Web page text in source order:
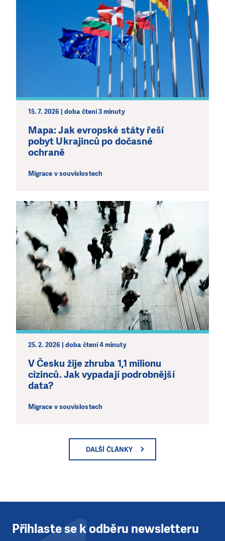
15. 7. 2026 | doba čtení 3 minuty
Mapa: Jak evropské státy řeší
pobyt Ukrajinců po dočasné
ochraně
Migrace v souvislostech
25. 2. 2026 | doba čtení 4 minuty
V Česku žije zhruba 1,1 milionu
cizinců. Jak vypadají podrobnější
data?
Migrace v souvislostech
DALŠÍ ČLÁNKY
PODPOŘTE NÁS!
Abychom mohli pomáhat smysluplně, neobejdeme se
bez Vaší podpory. Ať už se nám rozhodnete pomoci
jedním darem nebo se stanete pravidelným dárcem
Klubu přátel, Vaše dary nám umožní pomoci vždy tam,
kde je to nejvíce potřeba.
Přihlaste se k odběru newsletteru